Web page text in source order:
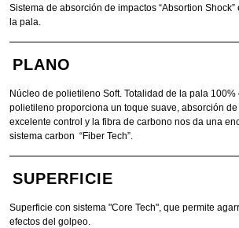
Sistema de absorción de impactos “Absortion
la pala.
PLANO
Núcleo de polietileno Soft. Totalidad de la pala
polietileno proporciona un toque suave, absorción
excelente control y la fibra de carbono nos da una
sistema carbon “Fiber Tech”.
SUPERFICIE
Superficie con sistema "Core Tech", que permite
efectos del golpeo.